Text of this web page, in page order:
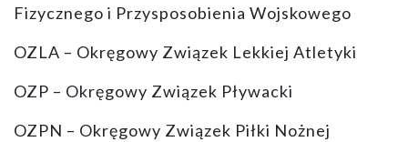
Fizycznego i Przysposobienia Wojskowego
OZLA – Okręgowy Związek Lekkiej Atletyki
OZP – Okręgowy Związek Pływacki
OZPN – Okręgowy Związek Piłki Nożnej